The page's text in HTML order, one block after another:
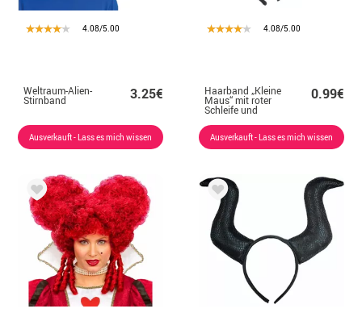
4.08/5.00
Weltraum-Alien-
Stirnband 3.25€
Ausverkauft - Lass es mich wissen
4.08/5.00
Haarband „Kleine
Maus“ mit roter
Schleife und
0.99€
Ausverkauft - Lass es mich wissen